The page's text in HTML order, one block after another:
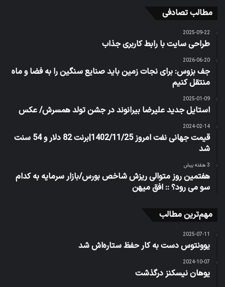
مطالب تصادفی
2025-09-22
طراحی سایت با رابط کاربری جذاب
2026-06-20
جف بزوس: برای نجات زمین باید صنایع سنگین را به فضا و ماه
منتقل کنیم
2025-01-09
استایل جدید علیرضا بیرانوند در جشن تولد همسرش/ عکس
2024-02-14
قیمت جهانی نفت امروز 1402/11/25|برنت 82 دلار و 54 سنت
شد
3 هفته پیش
هفتمین روز متوالی ریزش شاخص بورس/بازار سرمایه به کدام
سو می رود؟ :: افق میهن
مهم‌ترین مطالب
2025-07-11
یوونتوس دست به کار حفظ ستاره‌اش شد
2024-10-07
یوهان نیسکنز درگذشت